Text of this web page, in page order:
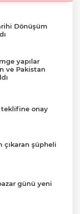
Dönüşüm
yapılar
ve Pakistan
teklifine onay
çıkaran şüpheli
günü yeni